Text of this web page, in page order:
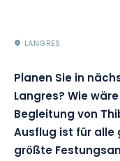
LANGRES
Planen Sie in
Langres? Wie
Begleitung von
Ausflug ist für alle
größte